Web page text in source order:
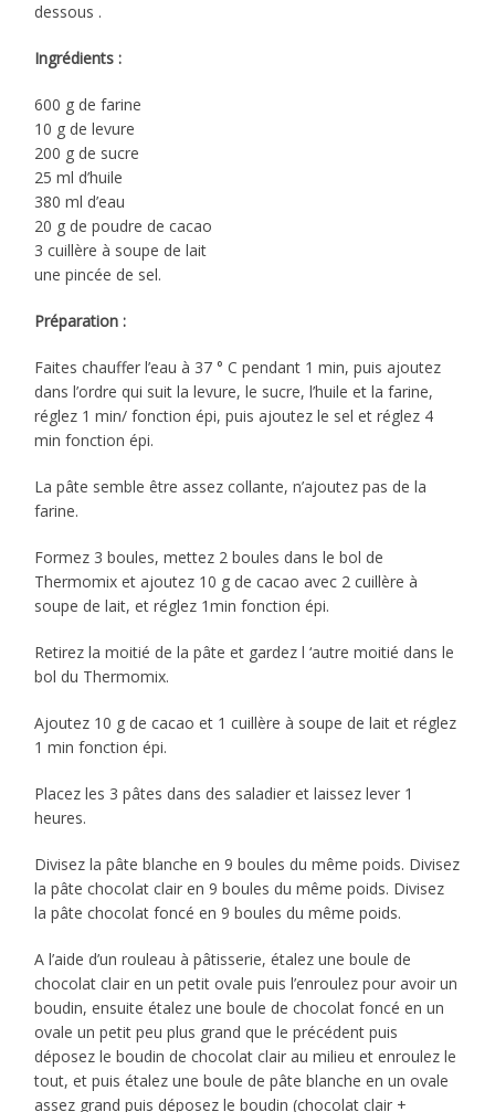
dessous .
Ingrédients :
600 g de farine
10 g de levure
200 g de sucre
25 ml d’huile
380 ml d’eau
20 g de poudre de cacao
3 cuillère à soupe de lait
une pincée de sel.
Préparation :
Faites chauffer l’eau à 37 ° C pendant 1 min, puis ajoutez
dans l’ordre qui suit la levure, le sucre, l’huile et la farine,
réglez 1 min/ fonction épi, puis ajoutez le sel et réglez 4
min fonction épi.
La pâte semble être assez collante, n’ajoutez pas de la
farine.
Formez 3 boules, mettez 2 boules dans le bol de
Thermomix et ajoutez 10 g de cacao avec 2 cuillère à
soupe de lait, et réglez 1min fonction épi.
Retirez la moitié de la pâte et gardez l ‘autre moitié dans le
bol du Thermomix.
Ajoutez 10 g de cacao et 1 cuillère à soupe de lait et réglez
1 min fonction épi.
Placez les 3 pâtes dans des saladier et laissez lever 1
heures.
Divisez la pâte blanche en 9 boules du même poids. Divisez
la pâte chocolat clair en 9 boules du même poids. Divisez
la pâte chocolat foncé en 9 boules du même poids.
A l’aide d’un rouleau à pâtisserie, étalez une boule de
chocolat clair en un petit ovale puis l’enroulez pour avoir un
boudin, ensuite étalez une boule de chocolat foncé en un
ovale un petit peu plus grand que le précédent puis
déposez le boudin de chocolat clair au milieu et enroulez le
tout, et puis étalez une boule de pâte blanche en un ovale
assez grand puis déposez le boudin (chocolat clair +